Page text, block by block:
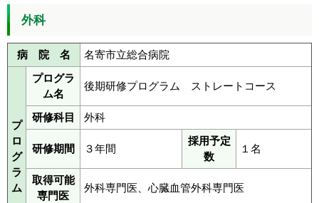
外科
病 院 名 名寄市立総合病院
プ
ロ
グ
ラ
ム
プログラ
ム名
後期研修プログラム ストレートコース
研修科目 外科
研修期間 ３年間
採用予定
数
１名
取得可能
専門医
外科専門医、心臓血管外科専門医